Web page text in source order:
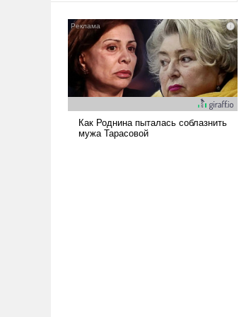
и ее реализация радикально
поднимет наши боевые
возможности.